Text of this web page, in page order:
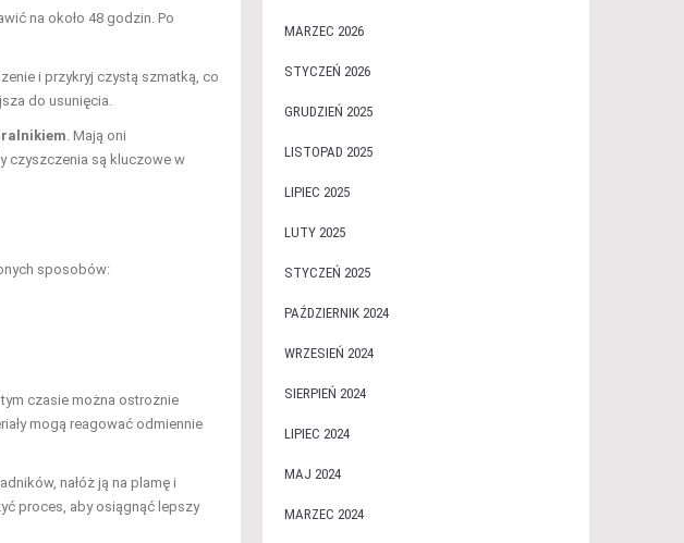
na około 48 godzin. Po
i przykryj czystą szmatką, co
do usunięcia.
. Mają oni
czyszczenia są kluczowe w
sposobów:
czasie można ostrożnie
mogą reagować odmiennie
nałóż ją na plamę i
proces, aby osiągnąć lepszy
MARZEC 2026
STYCZEŃ 2026
GRUDZIEŃ 2025
LISTOPAD 2025
LIPIEC 2025
LUTY 2025
STYCZEŃ 2025
PAŹDZIERNIK 2024
WRZESIEŃ 2024
SIERPIEŃ 2024
LIPIEC 2024
MAJ 2024
MARZEC 2024